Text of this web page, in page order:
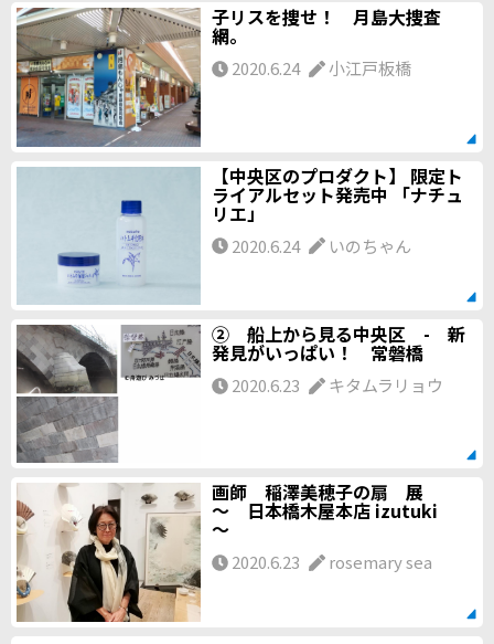
子リスを捜せ！ 月島大捜査
網。
2020.6.24 小江戸板橋
【中央区のプロダクト】 限定ト
ライアルセット発売中 「ナチュ
リエ」
2020.6.24 いのちゃん
② 船上から見る中央区 - 新
発見がいっぱい！ 常磐橋
2020.6.23 キタムラリョウ
画師 稲澤美穂子の扇 展
～ 日本橋木屋本店 izutuki
～
2020.6.23 rosemary sea